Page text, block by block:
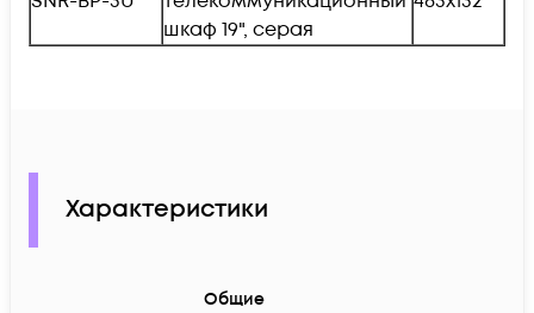
шкаф 19", серая
Характеристики
Общие